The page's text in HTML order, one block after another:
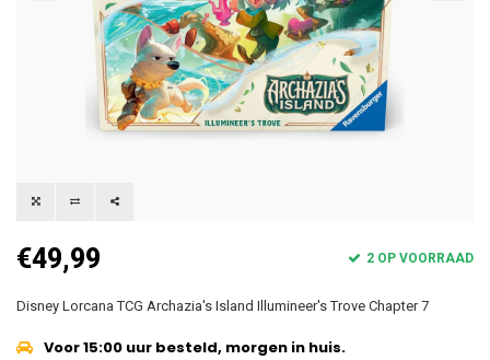
€49,99 2 OP VOORRAAD
Disney Lorcana TCG Archazia's Island Illumineer's Trove Chapter 7
Voor 15:00 uur besteld, morgen in huis.